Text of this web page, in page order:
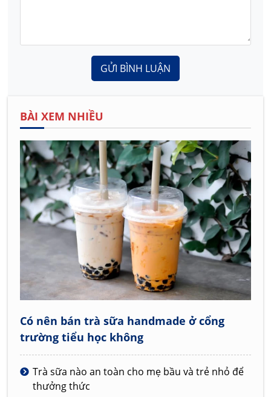
GỬI BÌNH LUẬN
BÀI XEM NHIỀU
Có nên bán trà sữa handmade ở cổng
trường tiểu học không
Trà sữa nào an toàn cho mẹ bầu và trẻ nhỏ để
thưởng thức